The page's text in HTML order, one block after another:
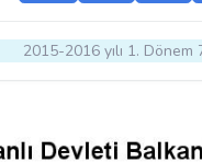
2015-2016 yılı 1. Dönem